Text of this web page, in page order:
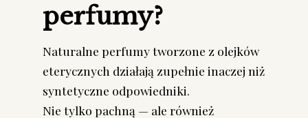
perfumy?
Naturalne perfumy tworzone z olejków
eterycznych działają zupełnie inaczej niż
syntetyczne odpowiedniki.
Nie tylko pachną — ale również